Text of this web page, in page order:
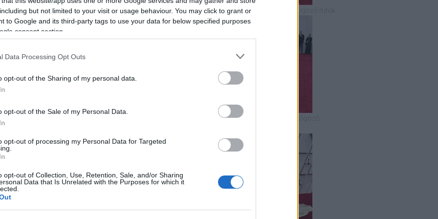
but not limited to your visit or usage behaviour. You may click to grant or
to Google and its third-party tags to use your data for below specified purposes
consent section.
Data Processing Opt Outs
opt-out of the Sharing of my personal data.
opt-out of the Sale of my Personal Data.
opt-out of processing my Personal Data for Targeted
opt-out of Collection, Use, Retention, Sale, and/or Sharing
Data that Is Unrelated with the Purposes for which it
kissé retro hatású kollekciót dobott piacra a
utazásnak ígérkezik a divat titokzatos és
világában. Hogy ez az út kellőképpen izgalmas
TOVÁBB
Szólj hozzá!
women 2016 intarzia Bottega Veneta Pre-fall
A 2018-as Oscar-gála lenyűgöző ruhái
A 2020-as Oscar-gála lenyűgöző